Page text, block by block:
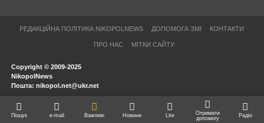
РЕДАКЦІЙНА ПОЛІТИКА NIKOPOLNEWS ДОПОМОГА ЗМІ КОНТАКТИ
ПРО НАС МІТКИ САЙТУ
Copyright © 2009-2025
NikopolNews
Пошта: nikopol.net@ukr.net
Пошук e-mail Важливі Новини Lite
Отримати
допомогу
Радіо